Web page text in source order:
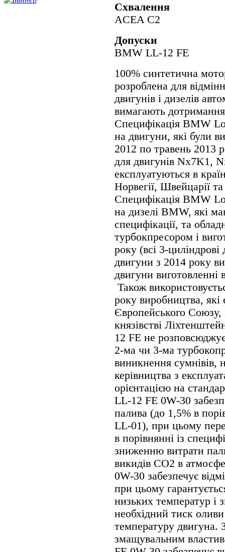
Схвалення
ACEA C2
Допуски
BMW LL-12 FE
100% синтетична
розроблена для
двигунів і дизелів
вимагають
Специфікація BMW
на двигуни, які були
2012 по травень 2013
для двигунів Nx7K1,
експлуатуються в
Норвегії, Швейцарії
Специфікація BMW
на дизелі BMW, які
специфікації, та
турбокпресором і
року (всі 3-
двигуни з 2014 року
двигуни
Також
року виробництва, які
Європейського Союзу,
князівстві
12 FE не
2-ма чи 3-ма
виникнення сумнівів,
керівництва з
орієнтацією на
LL-12 FE 0W-30
палива (до 1,5% в
LL-01), при цьому
в порівнянні із
зниженню витрати
викидів CO2 в
0W-30 забезпечує
при цьому
низьких температур і
необхідний тиск
температуру
змащувальним